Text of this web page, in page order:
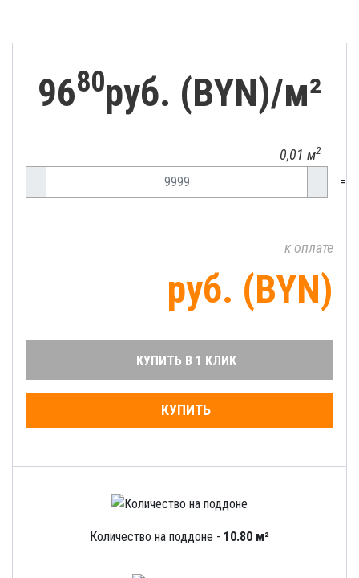
9680руб. (BYN)/м²
0,01 м2
=
к оплате
руб. (BYN)
КУПИТЬ В 1 КЛИК
КУПИТЬ
Количество на поддоне - 10.80 м²